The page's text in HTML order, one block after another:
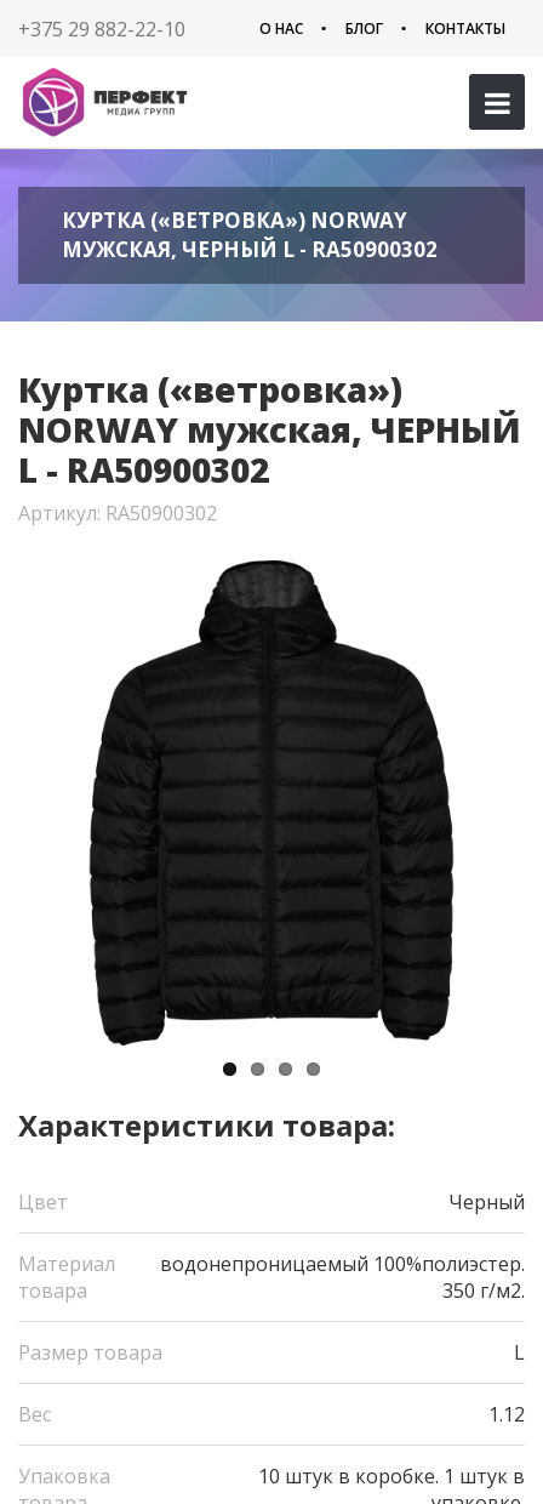
+375 29 882-22-10 О НАС БЛОГ КОНТАКТЫ
КУРТКА («ВЕТРОВКА») NORWAY
МУЖСКАЯ, ЧЕРНЫЙ L - RA50900302
Куртка («ветровка»)
NORWAY мужская, ЧЕРНЫЙ
L - RA50900302
Артикул: RA50900302
Характеристики товара:
Цвет Черный
Материал
товара
водонепроницаемый 100%полиэстер.
350 г/м2.
Размер товара L
Вес 1.12
Упаковка
10 штук в коробке. 1 штук в